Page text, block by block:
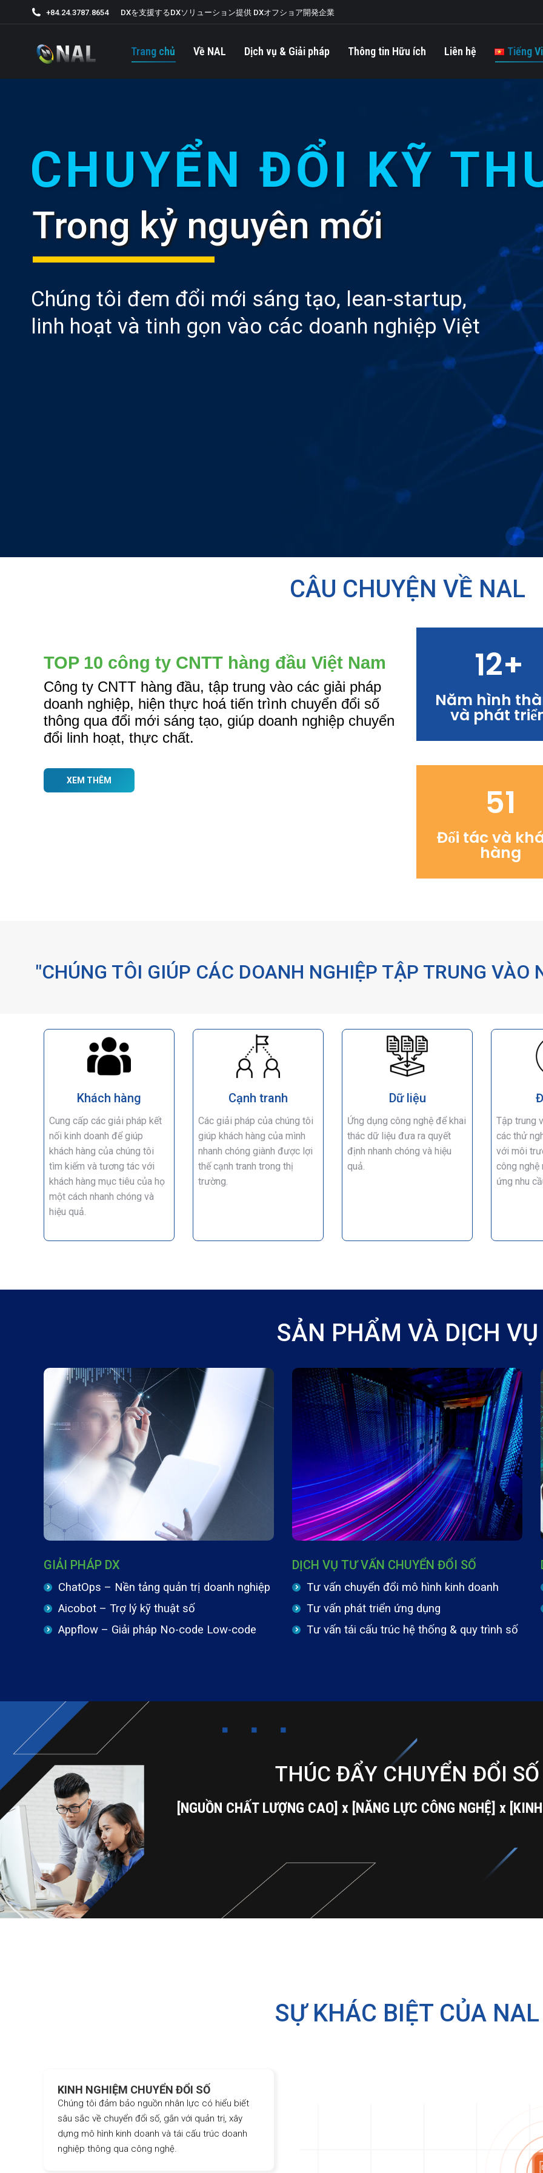
+84.24.3787.8654 DXを支援するDXソリューション提供 DXオフショア開発企業
Trang chủ Về NAL Dịch vụ & Giải pháp Thông tin Hữu ích Liên hệ Tiếng
CHUYỂN ĐỔI KỸ
Trong kỷ nguyên mới
Chúng tôi đem đổi mới sáng tạo, lean-startup,
linh hoạt và tinh gọn vào các doanh nghiệp Việt
CÂU CHUYỆN VỀ NAL
TOP 10 công ty CNTT hàng đầu Việt Nam
Công ty CNTT hàng đầu, tập trung vào các giải pháp
doanh nghiệp, hiện thực hoá tiến trình chuyển đổi số
thông qua đổi mới sáng tạo, giúp doanh nghiệp chuyển
đổi linh hoạt, thực chất.
XEM THÊM
12+
Năm hình
và phát
12
Years of
Experience
51
Đối tác và
hàng
51
Clients
"CHÚNG TÔI GIÚP CÁC DOANH NGHIỆP TẬP TRUNG VÀO
Khách hàng
Cung cấp các giải pháp kết
nối kinh doanh để giúp
khách hàng của chúng tôi
tìm kiếm và tương tác với
khách hàng mục tiêu của họ
một cách nhanh chóng và
hiệu quả.
Cạnh tranh
Các giải pháp của chúng tôi
giúp khách hàng của mình
nhanh chóng giành được lợi
thế cạnh tranh trong thị
trường.
Dữ liệu
Ứng dụng công nghệ để khai
thác dữ liệu đưa ra quyết
định nhanh chóng và hiệu
quả.
Tập trung
các thử
với môi
công nghệ
ứng nhu
SẢN PHẨM VÀ DỊCH VỤ
GIẢI PHÁP DX
ChatOps – Nền tảng quản trị doanh nghiệp
Aicobot – Trợ lý kỹ thuật số
Appflow – Giải pháp No-code Low-code
DỊCH VỤ TƯ VẤN CHUYỂN ĐỔI SỐ
Tư vấn chuyển đổi mô hình kinh doanh
Tư vấn phát triển ứng dụng
Tư vấn tái cấu trúc hệ thống & quy trình số
THÚC ĐẨY CHUYỂN ĐỔI SỐ
[NGUỒN CHẤT LƯỢNG CAO] x [NĂNG LỰC CÔNG NGHỆ] x
SỰ KHÁC BIỆT CỦA NAL
KINH NGHIỆM CHUYỂN ĐỔI SỐ
Chúng tôi đảm bảo nguồn nhân lực có hiểu biết
sâu sắc về chuyển đổi số, gắn với quản trị, xây
dựng mô hình kinh doanh và tái cấu trúc doanh
nghiệp thông qua công nghệ.